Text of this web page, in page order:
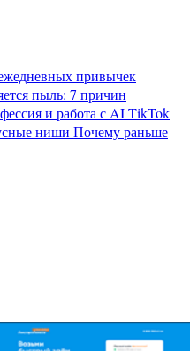
привычек
пыль: 7 причин
и работа с AITikTok
ниши Почему раньше